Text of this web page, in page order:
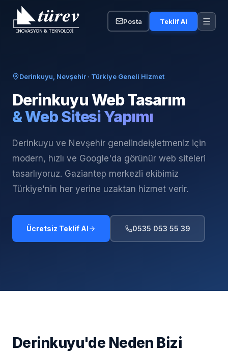
Posta Teklif Al
Derinkuyu, Nevşehir · Türkiye Geneli Hizmet
DerinkuyuWeb Tasarım
& Web Sitesi Yapımı
Derinkuyu ve Nevşehir genelindeişletmeniz için
modern, hızlı ve Google'da görünür web siteleri
tasarlıyoruz. Gaziantep merkezli ekibimiz
Türkiye'nin her yerine uzaktan hizmet verir.
Ücretsiz Teklif Al 0535 053 55 39
Derinkuyu'de Neden Bizi